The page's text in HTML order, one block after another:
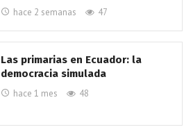
hace 2 semanas 47
Las primarias en Ecuador: la
democracia simulada
hace 1 mes 48